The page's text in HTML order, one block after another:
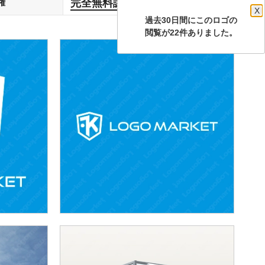
過去30日間にこのロゴの
X
閲覧が22件ありました。